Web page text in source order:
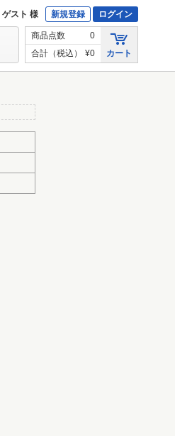
ゲスト 様 新規登録 ログイン
商品点数
0
合計（税込）
¥0 カート